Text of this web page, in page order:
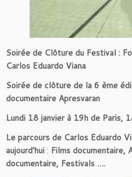
Soirée de Clôture du Festival :
Carlos Eduardo Viana
Soirée de clôture de la 6 ème
documentaire Apresvaran
Lundi 18 janvier à 19h de Paris,
Le parcours de Carlos Eduardo
aujourd’hui : Films documentaire,
documentaire, Festivals ….